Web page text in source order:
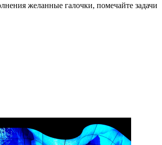
желанные галочки, помечайте задачи